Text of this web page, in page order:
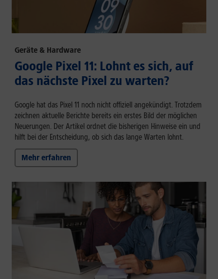
Geräte & Hardware
Google Pixel 11: Lohnt es sich, auf
das nächste Pixel zu warten?
Google hat das Pixel 11 noch nicht offiziell angekündigt. Trotzdem
zeichnen aktuelle Berichte bereits ein erstes Bild der möglichen
Neuerungen. Der Artikel ordnet die bisherigen Hinweise ein und
hilft bei der Entscheidung, ob sich das lange Warten lohnt.
Mehr erfahren